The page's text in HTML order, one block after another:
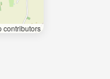
contributors